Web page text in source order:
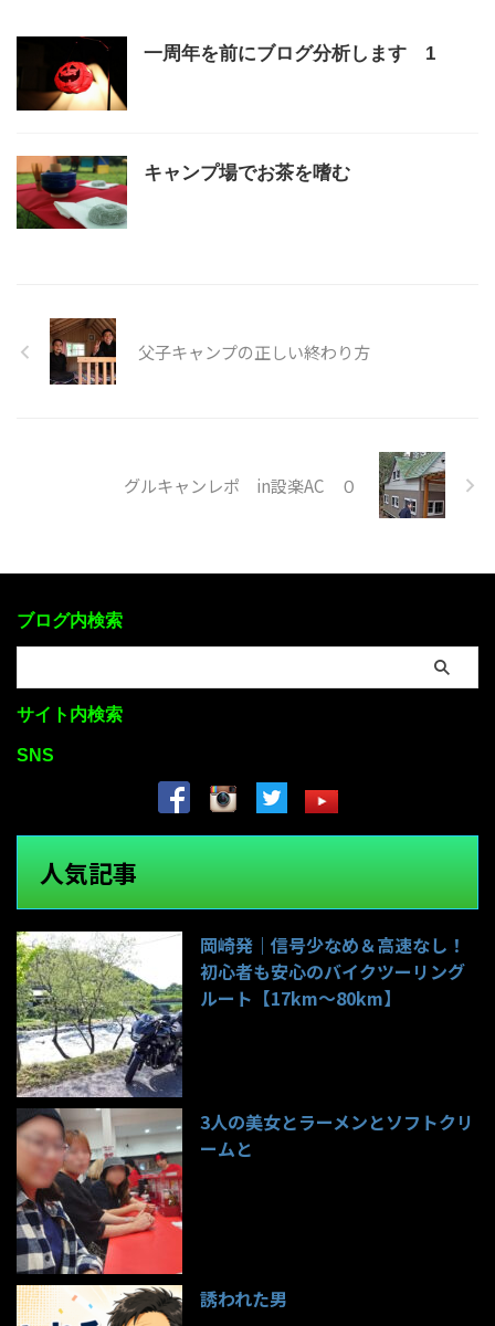
一周年を前にブログ分析します 1
キャンプ場でお茶を嗜む
父子キャンプの正しい終わり方
グルキャンレポ in設楽AC ０
ブログ内検索
サイト内検索
SNS
人気記事
岡崎発｜信号少なめ＆高速なし！
初心者も安心のバイクツーリング
ルート【17km〜80km】
3人の美女とラーメンとソフトクリ
ームと
誘われた男